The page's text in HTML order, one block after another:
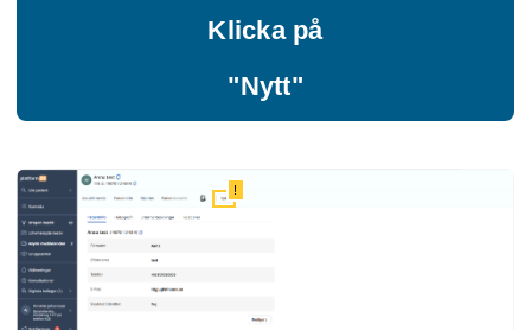
Klicka på
"Nytt"
!